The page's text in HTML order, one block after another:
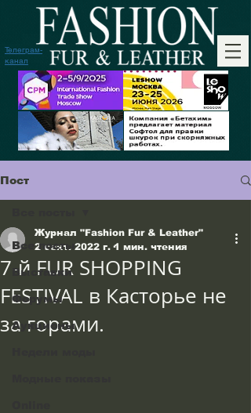
Телеграм-
канал
Пост
Все посты
Выставки
Форумы
Аукционы
7-й FUR SHOPPING
FESTIVAL в Касторье не
за горами.
Журнал "Fashion Fur & Leather"
2 сент. 2022 г. 1 мин. чтения